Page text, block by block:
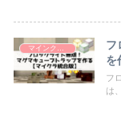
マインクラフト
フ
を
フ
は